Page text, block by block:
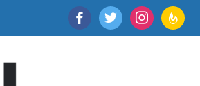
facebooktwitter instagram